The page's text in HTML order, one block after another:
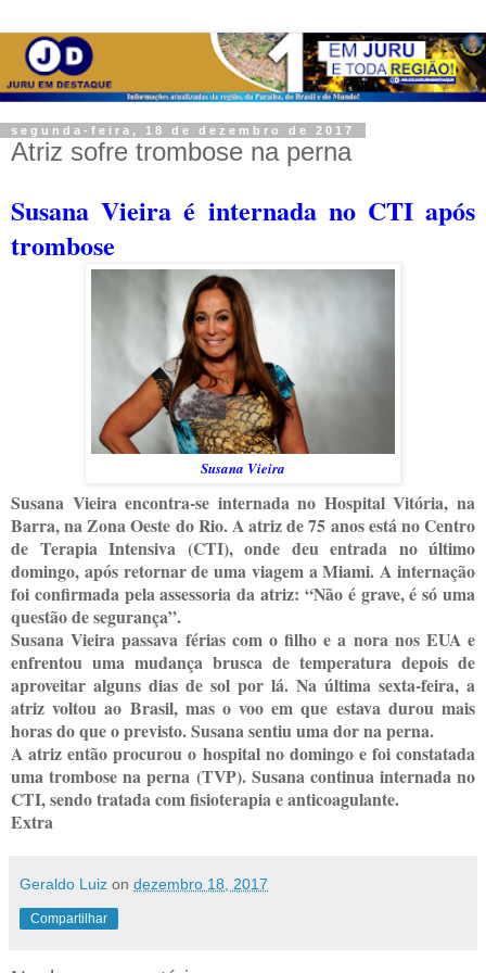
segunda-feira, 18 de dezembro de 2017
Atriz sofre trombose na perna
Susana Vieira é internada no CTI após
trombose
Susana Vieira
Susana Vieira encontra-se internada no Hospital Vitória, na
Barra, na Zona Oeste do Rio. A atriz de 75 anos está no Centro
de Terapia Intensiva (CTI), onde deu entrada no último
domingo, após retornar de uma viagem a Miami. A internação
foi confirmada pela assessoria da atriz: “Não é grave, é só uma
questão de segurança”.
Susana Vieira passava férias com o filho e a nora nos EUA e
enfrentou uma mudança brusca de temperatura depois de
aproveitar alguns dias de sol por lá. Na última sexta-feira, a
atriz voltou ao Brasil, mas o voo em que estava durou mais
horas do que o previsto. Susana sentiu uma dor na perna.
A atriz então procurou o hospital no domingo e foi constatada
uma trombose na perna (TVP). Susana continua internada no
CTI, sendo tratada com fisioterapia e anticoagulante.
Extra
Geraldo Luiz on dezembro 18, 2017
Compartilhar